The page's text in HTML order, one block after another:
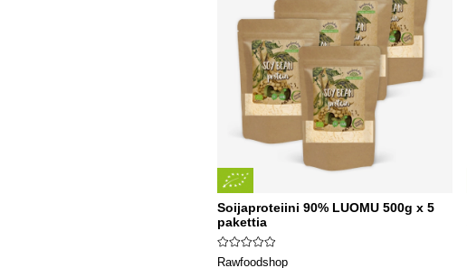
Soijaproteiini 90% LUOMU 500g x 5
pakettia
Rawfoodshop